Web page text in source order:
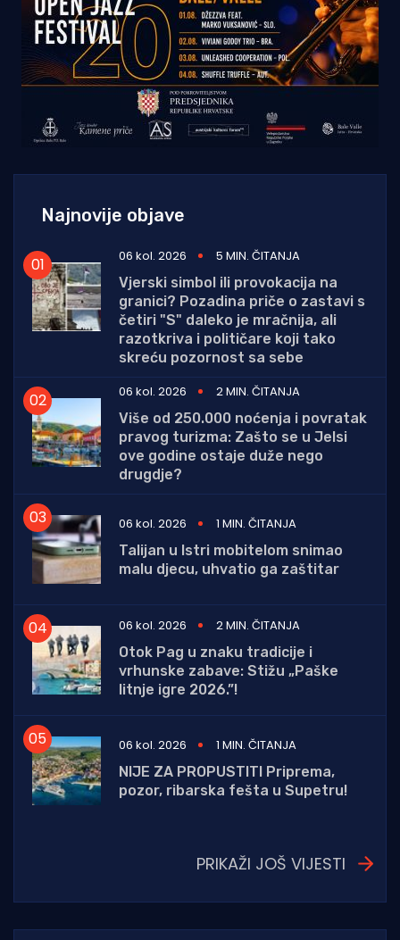
Najnovije objave
06 kol. 2026
5 MIN. ČITANJA
Vjerski simbol ili provokacija na
granici? Pozadina priče o zastavi s
četiri "S" daleko je mračnija, ali
razotkriva i političare koji tako
skreću pozornost sa sebe
06 kol. 2026
2 MIN. ČITANJA
Više od 250.000 noćenja i povratak
pravog turizma: Zašto se u Jelsi
ove godine ostaje duže nego
drugdje?
06 kol. 2026
1 MIN. ČITANJA
Talijan u Istri mobitelom snimao
malu djecu, uhvatio ga zaštitar
06 kol. 2026
2 MIN. ČITANJA
Otok Pag u znaku tradicije i
vrhunske zabave: Stižu „Paške
litnje igre 2026.”!
06 kol. 2026
1 MIN. ČITANJA
NIJE ZA PROPUSTITI Priprema,
pozor, ribarska fešta u Supetru!
PRIKAŽI JOŠ VIJESTI